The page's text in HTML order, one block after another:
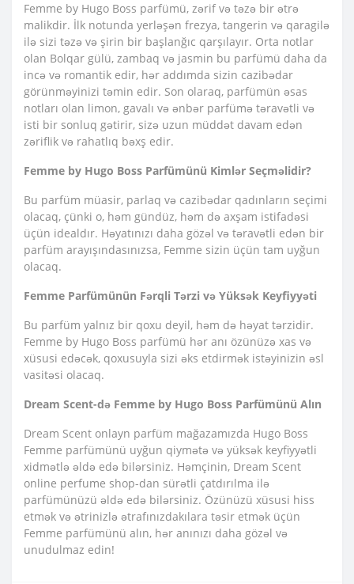
Femme by Hugo Boss parfümü, zərif və təzə bir ətrə
malikdir. İlk notunda yerləşən frezya, tangerin və qaragilə
ilə sizi təzə və şirin bir başlanğıc qarşılayır. Orta notlar
olan Bolqar gülü, zambaq və jasmin bu parfümü daha da
incə və romantik edir, hər addımda sizin cazibədar
görünməyinizi təmin edir. Son olaraq, parfümün əsas
notları olan limon, gavalı və ənbər parfümə təravətli və
isti bir sonluq gətirir, sizə uzun müddət davam edən
zəriflik və rahatlıq bəxş edir.
Femme by Hugo Boss Parfümünü Kimlər Seçməlidir?
Bu parfüm müasir, parlaq və cazibədar qadınların seçimi
olacaq, çünki o, həm gündüz, həm də axşam istifadəsi
üçün idealdır. Həyatınızı daha gözəl və təravətli edən bir
parfüm arayışındasınızsa, Femme sizin üçün tam uyğun
olacaq.
Femme Parfümünün Fərqli Tərzi və Yüksək Keyfiyyəti
Bu parfüm yalnız bir qoxu deyil, həm də həyat tərzidir.
Femme by Hugo Boss parfümü hər anı özünüzə xas və
xüsusi edəcək, qoxusuyla sizi əks etdirmək istəyinizin əsl
vasitəsi olacaq.
Dream Scent-də Femme by Hugo Boss Parfümünü Alın
Dream Scent onlayn parfüm mağazamızda Hugo Boss
Femme parfümünü uyğun qiymətə və yüksək keyfiyyətli
xidmətlə əldə edə bilərsiniz. Həmçinin, Dream Scent
online perfume shop-dan sürətli çatdırılma ilə
parfümünüzü əldə edə bilərsiniz. Özünüzü xüsusi hiss
etmək və ətrinizlə ətrafınızdakılara təsir etmək üçün
Femme parfümünü alın, hər anınızı daha gözəl və
unudulmaz edin!